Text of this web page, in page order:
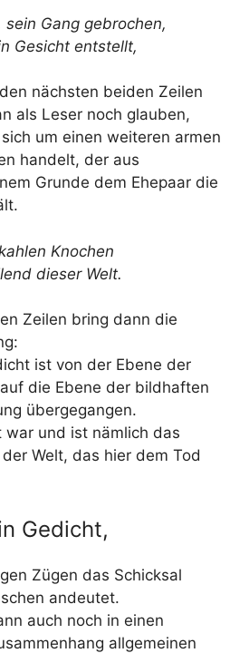
Gang gebrochen,
Gesicht entstellt,
nächsten beiden Zeilen
als Leser noch glauben,
um einen weiteren armen
handelt, der aus
Grunde dem Ehepaar die
Knochen
dieser Welt.
Zeilen bring dann die
ist von der Ebene der
die Ebene der bildhaften
übergegangen.
war und ist nämlich das
Welt, das hier dem Tod
Gedicht,
Zügen das Schicksal
andeutet.
auch noch in einen
allgemeinen